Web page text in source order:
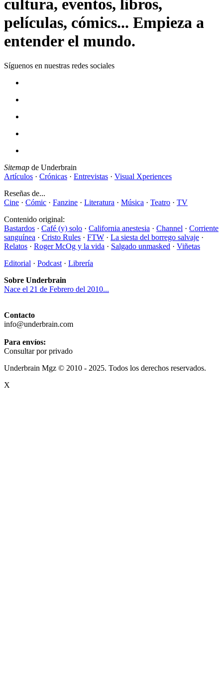
cultura, eventos, libros,
películas, cómics... Empieza a
entender el mundo.
Síguenos en nuestras redes sociales
Sitemap de Underbrain
Artículos · Crónicas · Entrevistas · Visual Xperiences
Reseñas de...
Cine · Cómic · Fanzine · Literatura · Música · Teatro · TV
Contenido original:
Bastardos · Café (y) solo · California anestesia · Channel · Corriente
sanguínea · Cristo Rules · FTW · La siesta del borrego salvaje ·
Relatos · Roger McOg y la vida · Salgado unmasked · Viñetas
Editorial · Podcast · Librería
Sobre Underbrain
Nace el 21 de Febrero del 2010...
Contacto
info@underbrain.com
Para envíos:
Consultar por privado
Underbrain Mgz © 2010 - 2025. Todos los derechos reservados.
X